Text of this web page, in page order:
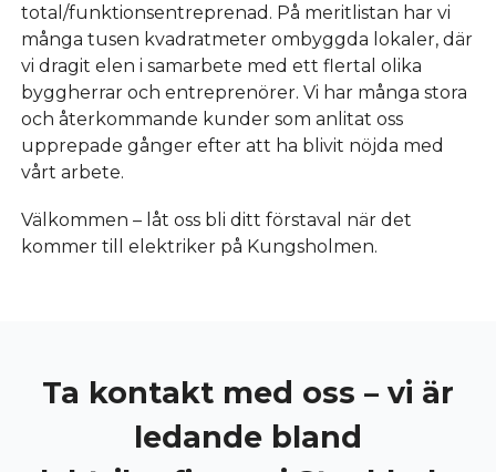
total/funktionsentreprenad. På meritlistan har vi
många tusen kvadratmeter ombyggda lokaler, där
vi dragit elen i samarbete med ett flertal olika
byggherrar och entreprenörer. Vi har många stora
och återkommande kunder som anlitat oss
upprepade gånger efter att ha blivit nöjda med
vårt arbete.
Välkommen – låt oss bli ditt förstaval när det
kommer till elektriker på Kungsholmen.
Ta kontakt med oss – vi är
ledande bland